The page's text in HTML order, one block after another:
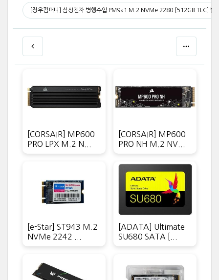
[장우컴퍼니] 삼성전자 병행수입 PM9a1 M.2 NVMe 2280 [512GB TLC] 벌
[CORSAIR] MP600
PRO LPX M.2 N...
[CORSAIR] MP600
PRO NH M.2 NV...
[e-Star] ST943 M.2
NVMe 2242 ...
[ADATA] Ultimate
SU680 SATA [...